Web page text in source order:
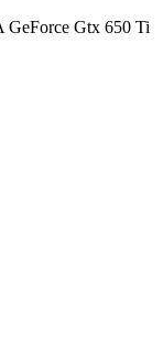
Gtx 650 Ti